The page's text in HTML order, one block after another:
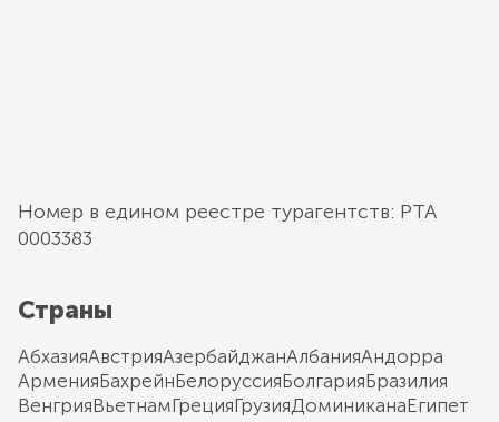
Номер в едином реестре турагентств: РТА
0003383
Страны
АбхазияАвстрияАзербайджанАлбанияАндорра
АрменияБахрейнБелоруссияБолгарияБразилия
ВенгрияВьетнамГрецияГрузияДоминиканаЕгипет